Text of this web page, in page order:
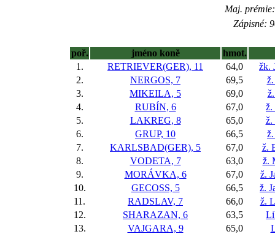
Maj.
Zápisné:
poř. jméno koně
hmot.
1.
RETRIEVER(GER), 11 64,0
žk.
2.
NERGOS, 7 69,5
3.
MIKEILA, 5 69,0
4.
RUBÍN, 6 67,0
ž.
5.
LAKREG, 8 65,0
ž.
6.
GRUP, 10 66,5
7.
KARLSBAD(GER), 5 67,0
ž.
8.
VODETA, 7 63,0
ž.
9.
MORÁVKA, 6 67,0
ž.
10.
GECOSS, 5 66,5
ž.
11.
RADSLAV, 7 66,0
ž.
12.
SHARAZAN, 6 63,5
13.
VAJGARA, 9 65,0